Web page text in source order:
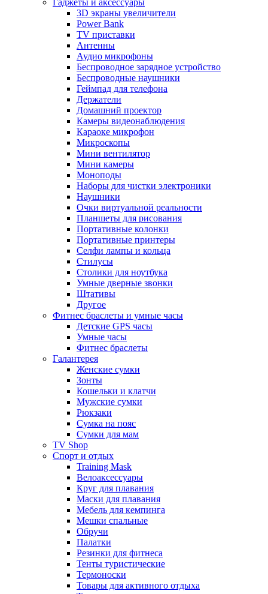
Гаджеты и аксессуары
3D экраны увеличители
Power Bank
TV приставки
Антенны
Аудио микрофоны
Беспроводное зарядное устройство
Беспроводные наушники
Геймпад для телефона
Держатели
Домашний проектор
Камеры видеонаблюдения
Караоке микрофон
Микроскопы
Мини вентилятор
Мини камеры
Моноподы
Наборы для чистки электроники
Наушники
Очки виртуальной реальности
Планшеты для рисования
Портативные колонки
Портативные принтеры
Селфи лампы и кольца
Стилусы
Столики для ноутбука
Умные дверные звонки
Штативы
Другое
Фитнес браслеты и умные часы
Детские GPS часы
Умные часы
Фитнес браслеты
Галантерея
Женские сумки
Зонты
Кошельки и клатчи
Мужские сумки
Рюкзаки
Сумка на пояс
Сумки для мам
TV Shop
Спорт и отдых
Training Mask
Велоаксессуары
Круг для плавания
Маски для плавания
Мебель для кемпинга
Мешки спальные
Обручи
Палатки
Резинки для фитнеса
Тенты туристические
Термоноски
Товары для активного отдыха